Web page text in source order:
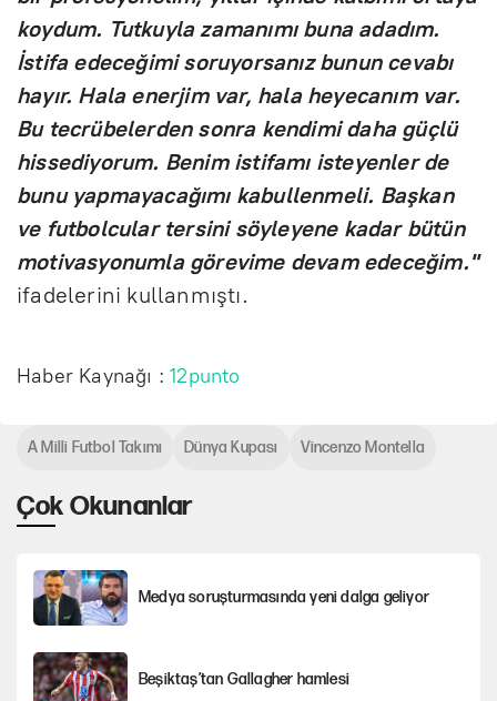
koydum. Tutkuyla zamanımı buna adadım.
İstifa edeceğimi soruyorsanız bunun cevabı
hayır. Hala enerjim var, hala heyecanım var.
Bu tecrübelerden sonra kendimi daha güçlü
hissediyorum. Benim istifamı isteyenler de
bunu yapmayacağımı kabullenmeli. Başkan
ve futbolcular tersini söyleyene kadar bütün
motivasyonumla görevime devam edeceğim."
ifadelerini kullanmıştı.
Haber Kaynağı :12punto
Çok Okunanlar
Medya soruşturmasında yeni dalga geliyor
Beşiktaş’tan Gallagher hamlesi
A Milli Futbol Takımı Dünya Kupası Vincenzo Montella